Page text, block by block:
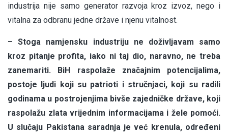
industrija nije samo generator razvoja kroz izvoz, nego i
vitalna za odbranu jedne države i njenu vitalnost.
– Stoga namjensku industriju ne doživljavam samo
kroz pitanje profita, iako ni taj dio, naravno, ne treba
zanemariti. BiH raspolaže značajnim potencijalima,
postoje ljudi koji su patrioti i stručnjaci, koji su radili
godinama u postrojenjima bivše zajedničke države, koji
raspolažu zlata vrijednim informacijama i žele pomoći.
U slučaju Pakistana saradnja je već krenula, određeni